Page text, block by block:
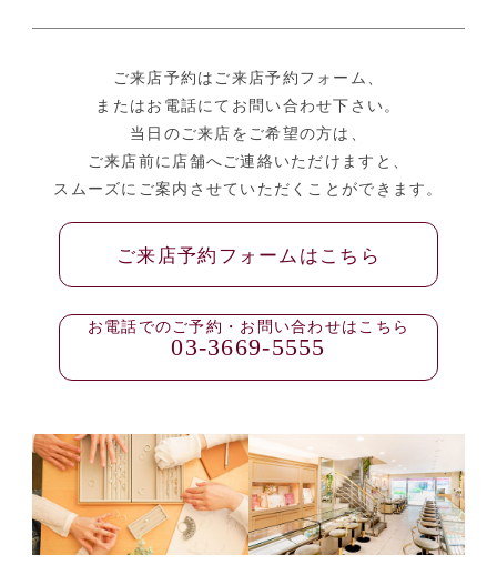
ご来店予約はご来店予約フォーム、
またはお電話にてお問い合わせ下さい。
当日のご来店をご希望の方は、
ご来店前に店舗へご連絡いただけますと、
スムーズにご案内させていただくことができます。
ご来店予約フォームはこちら
お電話でのご予約・お問い合わせはこちら
03-3669-5555